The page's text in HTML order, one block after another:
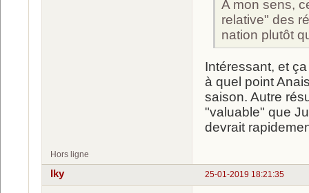
A mon sens,
relative" des
nation plutôt
Intéressant, et
à quel point
saison. Autre
"valuable" que
devrait
Hors ligne
25-01-2019 18:21:35
Iky